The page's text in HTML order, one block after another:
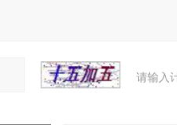
请输入